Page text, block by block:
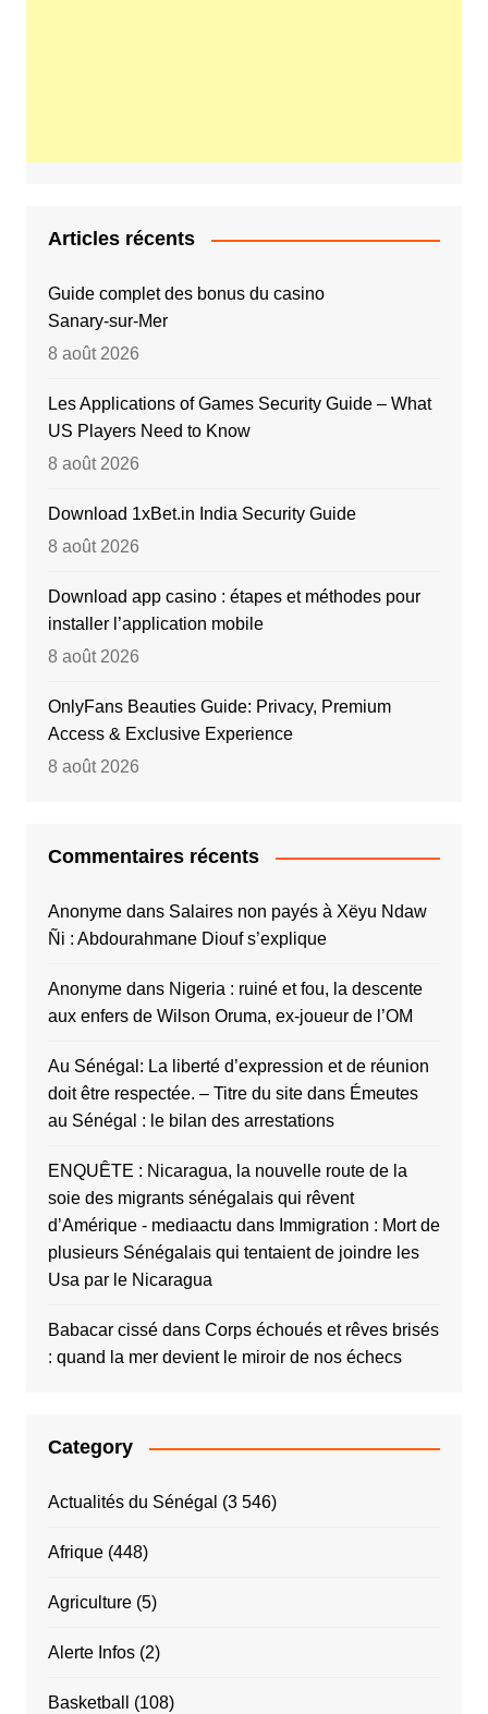
Articles récents
Guide complet des bonus du casino
Sanary‑sur‑Mer
8 août 2026
Les Applications of Games Security Guide – What
US Players Need to Know
8 août 2026
Download 1xBet.in India Security Guide
8 août 2026
Download app casino : étapes et méthodes pour
installer l’application mobile
8 août 2026
OnlyFans Beauties Guide: Privacy, Premium
Access & Exclusive Experience
8 août 2026
Commentaires récents
Anonymedans Salaires non payés à Xëyu Ndaw
Ñi : Abdourahmane Diouf s’explique
Anonymedans Nigeria : ruiné et fou, la descente
aux enfers de Wilson Oruma, ex-joueur de l’OM
Au Sénégal: La liberté d’expression et de réunion
doit être respectée. – Titre du sitedans Émeutes
au Sénégal : le bilan des arrestations
ENQUÊTE : Nicaragua, la nouvelle route de la
soie des migrants sénégalais qui rêvent
d’Amérique - mediaactu dans Immigration : Mort de
plusieurs Sénégalais qui tentaient de joindre les
Usa par le Nicaragua
Babacar cissédans Corps échoués et rêves brisés
: quand la mer devient le miroir de nos échecs
Category
Actualités du Sénégal (3 546)
Afrique(448)
Agriculture(5)
Alerte Infos(2)
Basketball (108)